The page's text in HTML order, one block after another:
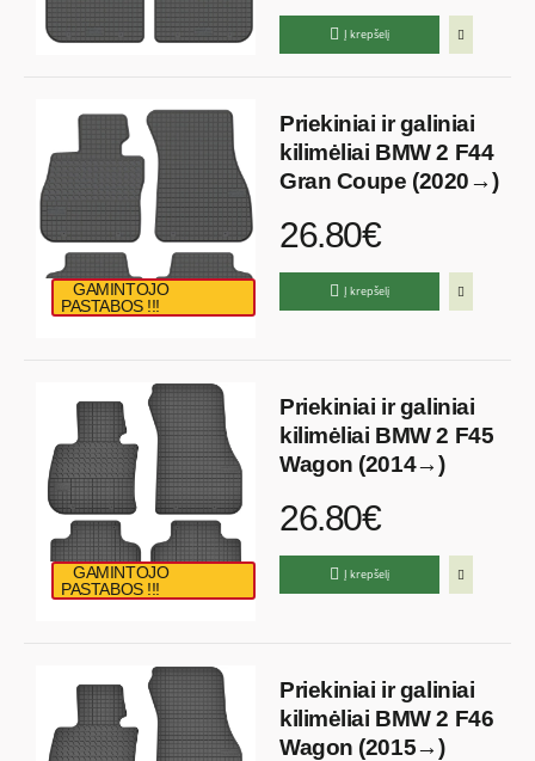
Į krepšelį
GAMINTOJO
PASTABOS !!!
Priekiniai ir galiniai
kilimėliai BMW 2 F44
Gran Coupe (2020→)
26.80€
Į krepšelį
GAMINTOJO
PASTABOS !!!
Priekiniai ir galiniai
kilimėliai BMW 2 F45
Wagon (2014→)
26.80€
Į krepšelį
Priekiniai ir galiniai
kilimėliai BMW 2 F46
Wagon (2015→)